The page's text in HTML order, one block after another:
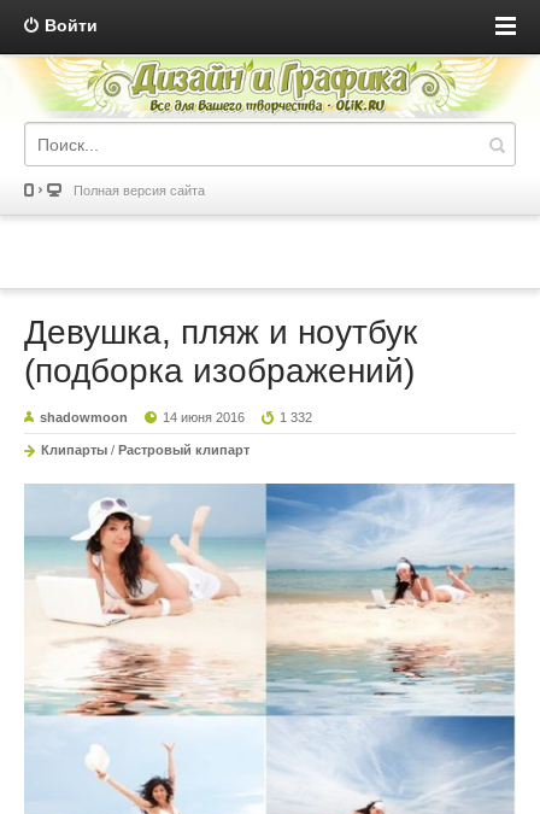
Войти
Полная версия сайта
Девушка, пляж и ноутбук
(подборка изображений)
shadowmoon 14 июня 2016 1 332
Клипарты / Растровый клипарт